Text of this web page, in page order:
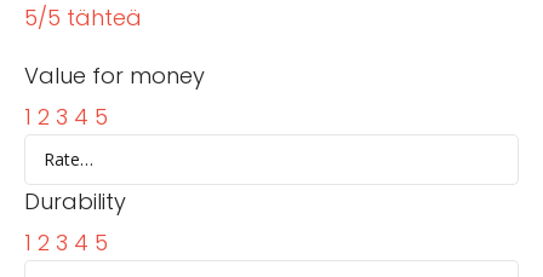
5/5 tähteä
Value for money
1 2 3 4 5
Durability
1 2 3 4 5